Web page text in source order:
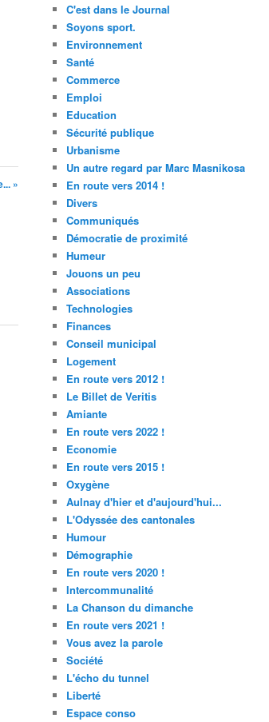
»
C'est dans le Journal
Soyons sport.
Environnement
Santé
Commerce
Emploi
Education
Sécurité publique
Urbanisme
Un autre regard par Marc Masnikosa
En route vers 2014 !
Divers
Communiqués
Démocratie de proximité
Humeur
Jouons un peu
Associations
Technologies
Finances
Conseil municipal
Logement
En route vers 2012 !
Le Billet de Veritis
Amiante
En route vers 2022 !
Economie
En route vers 2015 !
Oxygène
Aulnay d'hier et d'aujourd'hui...
L'Odyssée des cantonales
Humour
Démographie
En route vers 2020 !
Intercommunalité
La Chanson du dimanche
En route vers 2021 !
Vous avez la parole
Société
L'écho du tunnel
Liberté
Espace conso